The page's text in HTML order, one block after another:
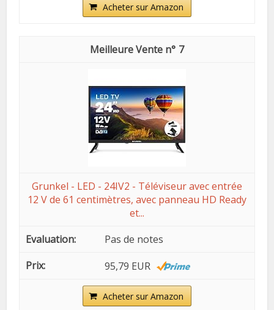
Acheter sur Amazon
7
Grunkel - LED - 24IV2 - Téléviseur avec entrée
12 V de 61 centimètres, avec panneau HD Ready
et...
Pas de notes
95,79 EUR
Acheter sur Amazon